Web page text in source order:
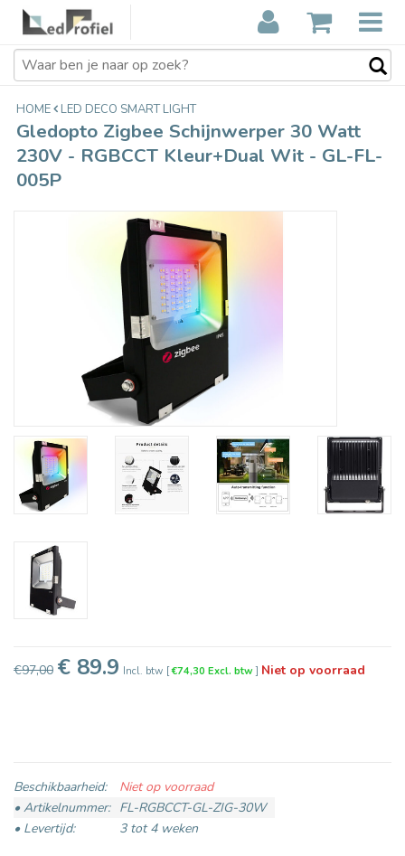
Gledopto Zigbee Schijnwerper 30 Watt
230V - RGBCCT Kleur+Dual Wit - GL-
FL-005P
HOME LED DECO SMART LIGHT
Gledopto Zigbee Schijnwerper 30 Watt
230V - RGBCCT Kleur+Dual Wit - GL-FL-
005P
€97,00 € 89.9 Incl. btw [€74,30 Excl. btw] Niet op voorraad
Beschikbaarheid:
Niet op voorraad
• Artikelnummer: FL-RGBCCT-GL-ZIG-30W
• Levertijd:
3 tot 4 weken